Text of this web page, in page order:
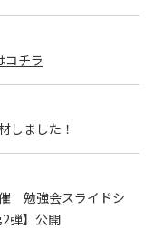
チラ
しました！
催 勉強会スライドシ
2弾】公開